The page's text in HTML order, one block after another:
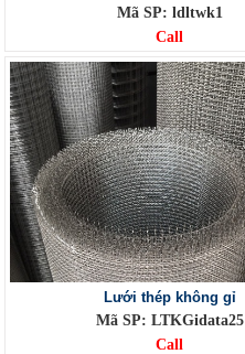
Mã SP: ldltwk1
Call
Lưới thép không gỉ
Mã SP: LTKGidata25
Call